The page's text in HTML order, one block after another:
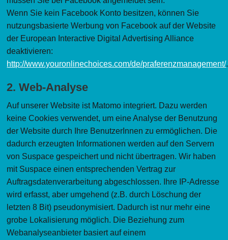
Wenn Sie kein Facebook Konto besitzen, können Sie
nutzungsbasierte Werbung von Facebook auf der Website
der European Interactive Digital Advertising Alliance
deaktivieren:
http://www.youronlinechoices.com/de/praferenzmanagement/.
2. Web-Analyse
Auf unserer Website ist Matomo integriert. Dazu werden
keine Cookies verwendet, um eine Analyse der Benutzung
der Website durch Ihre BenutzerInnen zu ermöglichen. Die
dadurch erzeugten Informationen werden auf den Servern
von Suspace gespeichert und nicht übertragen. Wir haben
mit Suspace einen entsprechenden Vertrag zur
Auftragsdatenverarbeitung abgeschlossen. Ihre IP-Adresse
wird erfasst, aber umgehend (z.B. durch Löschung der
letzten 8 Bit) pseudonymisiert. Dadurch ist nur mehr eine
grobe Lokalisierung möglich. Die Beziehung zum
Webanalyseanbieter basiert auf einem